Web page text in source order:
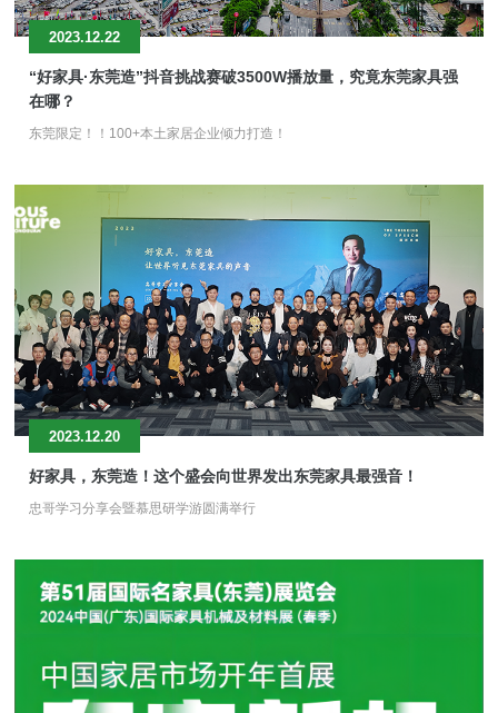
2023.12.22
“好家具·东莞造”抖音挑战赛破3500W播放量，究竟东莞家具强
在哪？
东莞限定！！100+本土家居企业倾力打造！
2023.12.20
好家具，东莞造！这个盛会向世界发出东莞家具最强音！
忠哥学习分享会暨慕思研学游圆满举行